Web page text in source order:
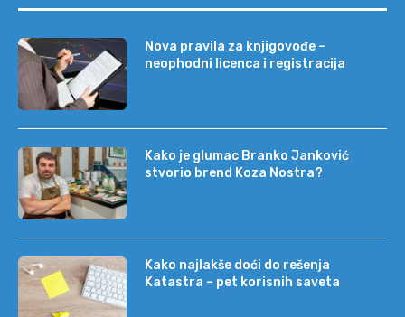
Nova pravila za knjigovođe –
neophodni licenca i registracija
Kako je glumac Branko Janković
stvorio brend Koza Nostra?
Kako najlakše doći do rešenja
Katastra – pet korisnih saveta